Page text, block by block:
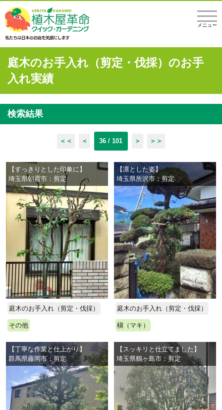
メニュー
庭木のお手入れ（剪定・伐採）のお手
入れ実績
検索結果
＜＜ ＜ 36 / 101 ＞ ＞＞
【すっきりとした印象に】
埼玉県朝霞市：剪定
庭木のお手入れ（剪定・伐採）
その他
【凛とした姿】
埼玉県所沢市：剪定
庭木のお手入れ（剪定・伐採）
槇（マキ）
【丁寧な作業と仕上がり】
群馬県藤岡市：剪定
【スッキリと仕立てました】
埼玉県鶴ヶ島市：剪定